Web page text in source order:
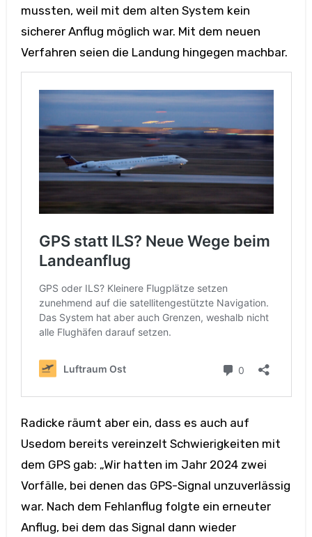
mussten, weil mit dem alten System kein
sicherer Anflug möglich war. Mit dem neuen
Verfahren seien die Landung hingegen machbar.
Radicke räumt aber ein, dass es auch auf
Usedom bereits vereinzelt Schwierigkeiten mit
dem GPS gab: „Wir hatten im Jahr 2024 zwei
Vorfälle, bei denen das GPS-Signal unzuverlässig
war. Nach dem Fehlanflug folgte ein erneuter
Anflug, bei dem das Signal dann wieder